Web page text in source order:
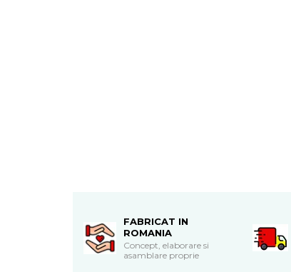
Cadouri personalizate pentru
FABRICAT IN
ROMANIA
Concept, elaborare si
asamblare proprie